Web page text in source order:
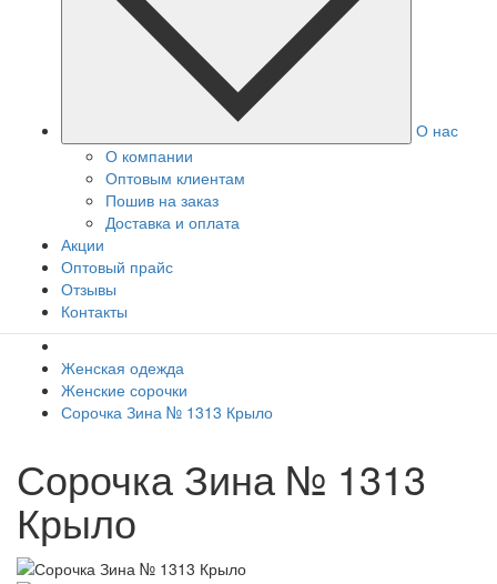
О нас
О компании
Оптовым клиентам
Пошив на заказ
Доставка и оплата
Акции
Оптовый прайс
Отзывы
Контакты
Женская одежда
Женские сорочки
Сорочка Зина № 1313 Крыло
Сорочка Зина № 1313
Крыло